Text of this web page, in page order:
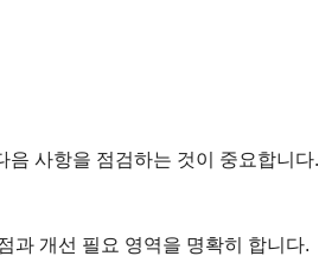
사항을 점검하는 것이 중요합니다.
과 개선 필요 영역을 명확히 합니다.